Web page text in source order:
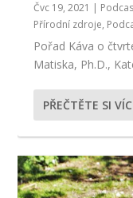
Čvc 19, 2021 |
Přírodní zdroje,
Pořad Káva o
Matiska, Ph.D.,
PŘEČTĚTE SI